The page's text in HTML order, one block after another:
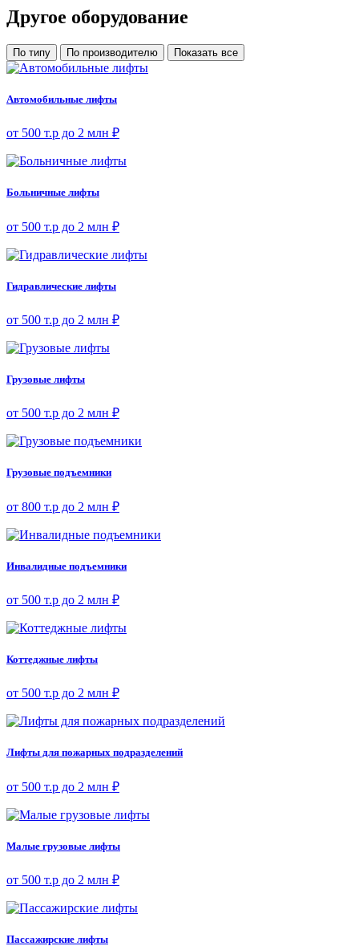
Другое оборудование
По типу По производителю Показать все
Автомобильные лифты
от 500 т.р до 2 млн ₽
Больничные лифты
от 500 т.р до 2 млн ₽
Гидравлические лифты
от 500 т.р до 2 млн ₽
Грузовые лифты
от 500 т.р до 2 млн ₽
Грузовые подъемники
от 800 т.р до 2 млн ₽
Инвалидные подъемники
от 500 т.р до 2 млн ₽
Коттеджные лифты
от 500 т.р до 2 млн ₽
Лифты для пожарных подразделений
от 500 т.р до 2 млн ₽
Малые грузовые лифты
от 500 т.р до 2 млн ₽
Пассажирские лифты